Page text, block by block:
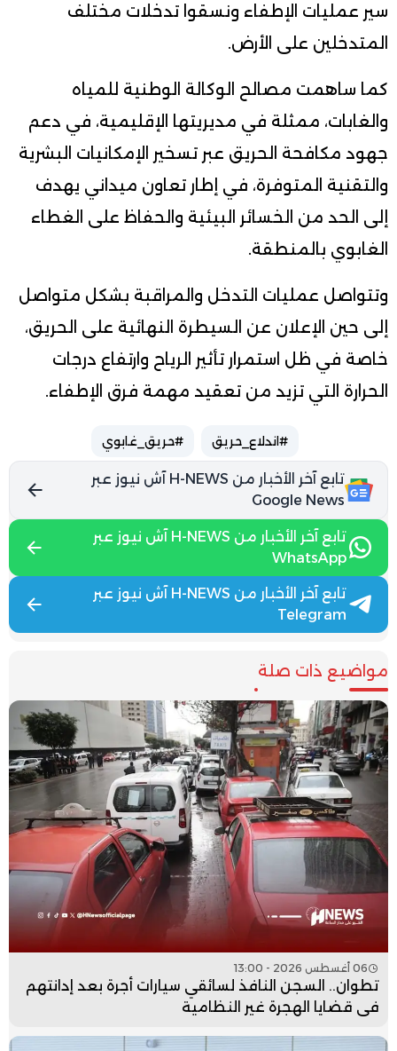
سير عمليات الإطفاء ونسقوا تدخلات مختلف
المتدخلين على الأرض.
كما ساهمت مصالح الوكالة الوطنية للمياه
والغابات، ممثلة في مديريتها الإقليمية، في دعم
جهود مكافحة الحريق عبر تسخير الإمكانيات البشرية
والتقنية المتوفرة، في إطار تعاون ميداني يهدف
إلى الحد من الخسائر البيئية والحفاظ على الغطاء
الغابوي بالمنطقة.
وتتواصل عمليات التدخل والمراقبة بشكل متواصل
إلى حين الإعلان عن السيطرة النهائية على الحريق،
خاصة في ظل استمرار تأثير الرياح وارتفاع درجات
الحرارة التي تزيد من تعقيد مهمة فرق الإطفاء.
#اندلاع_حريق #حريق_غابوي
تابع آخر الأخبار من H-NEWS آش نيوز عبر
Google News
تابع آخر الأخبار من H-NEWS آش نيوز عبر
WhatsApp
تابع آخر الأخبار من H-NEWS آش نيوز عبر
Telegram
مواضيع ذات صلة
06 أغسطس 2026 - 13:00
تطوان.. السجن النافذ لسائقي سيارات أجرة بعد إدانتهم
في قضايا الهجرة غير النظامية